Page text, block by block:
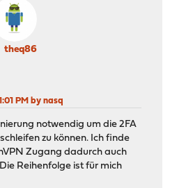
theq86
PM by nasq
notwendig um die 2FA
zu können. Ich finde
Zugang dadurch auch
Reihenfolge ist für mich